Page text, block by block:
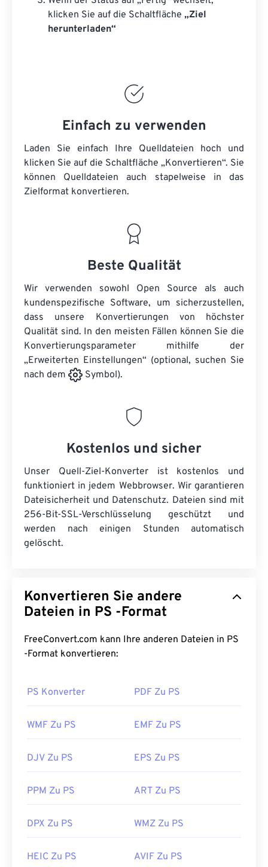
klicken Sie auf die Schaltfläche „Ziel
herunterladen“
Einfach zu verwenden
Laden Sie einfach Ihre Quelldateien hoch und
klicken Sie auf die Schaltfläche „Konvertieren“. Sie
können Quelldateien auch stapelweise in das
Zielformat konvertieren.
Beste Qualität
Wir verwenden sowohl Open Source als auch
kundenspezifische Software, um sicherzustellen,
dass unsere Konvertierungen von höchster
Qualität sind. In den meisten Fällen können Sie die
Konvertierungsparameter mithilfe der
„Erweiterten Einstellungen“ (optional, suchen Sie
nach dem
Symbol).
Kostenlos und sicher
Unser Quell-Ziel-Konverter ist kostenlos und
funktioniert in jedem Webbrowser. Wir garantieren
Dateisicherheit und Datenschutz. Dateien sind mit
256-Bit-SSL-Verschlüsselung geschützt und
werden nach einigen Stunden automatisch
gelöscht.
Konvertieren Sie andere
Dateien in PS -Format
FreeConvert.com kann Ihre anderen Dateien in PS
-Format konvertieren:
PS Konverter PDF Zu PS
WMF Zu PS EMF Zu PS
DJV Zu PS EPS Zu PS
PPM Zu PS ART Zu PS
DPX Zu PS WMZ Zu PS
HEIC Zu PS AVIF Zu PS